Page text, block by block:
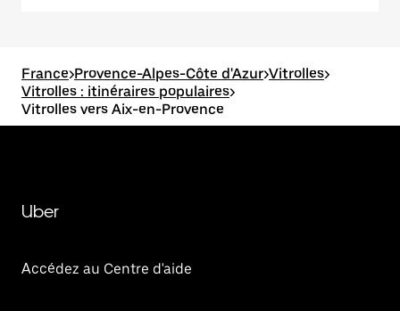
France>Provence-Alpes-Côte d'Azur>Vitrolles>
Vitrolles : itinéraires populaires>
Vitrolles vers Aix-en-Provence
Uber
Accédez au Centre d'aide